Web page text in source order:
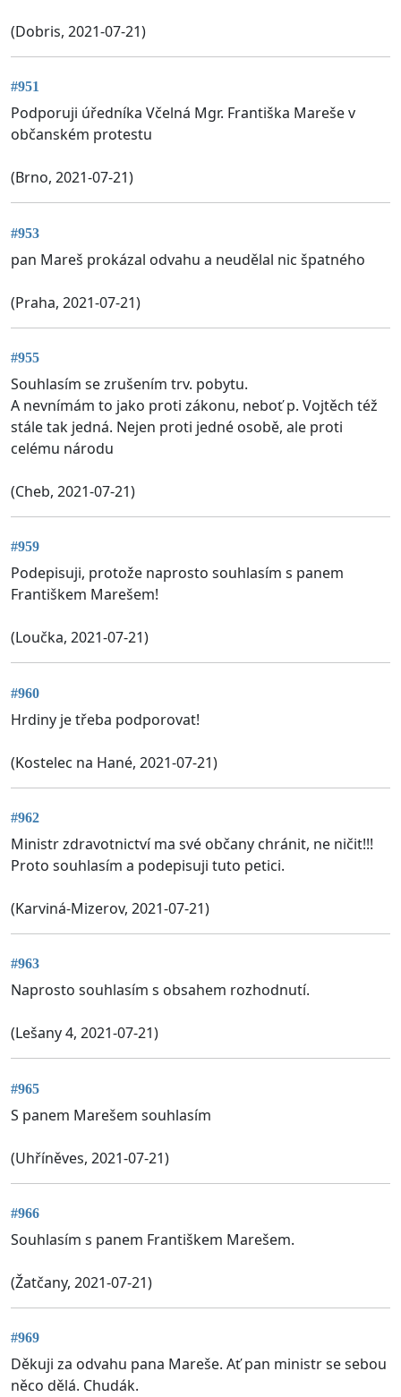
(Dobris, 2021-07-21)
#951
Podporuji úředníka Včelná Mgr. Františka Mareše v
občanském protestu
(Brno, 2021-07-21)
#953
pan Mareš prokázal odvahu a neudělal nic špatného
(Praha, 2021-07-21)
#955
Souhlasím se zrušením trv. pobytu.
A nevnímám to jako proti zákonu, neboť p. Vojtěch též
stále tak jedná. Nejen proti jedné osobě, ale proti
celému národu
(Cheb, 2021-07-21)
#959
Podepisuji, protože naprosto souhlasím s panem
Františkem Marešem!
(Loučka, 2021-07-21)
#960
Hrdiny je třeba podporovat!
(Kostelec na Hané, 2021-07-21)
#962
Ministr zdravotnictví ma své občany chránit, ne ničit!!!
Proto souhlasím a podepisuji tuto petici.
(Karviná-Mizerov, 2021-07-21)
#963
Naprosto souhlasím s obsahem rozhodnutí.
(Lešany 4, 2021-07-21)
#965
S panem Marešem souhlasím
(Uhříněves, 2021-07-21)
#966
Souhlasím s panem Františkem Marešem.
(Žatčany, 2021-07-21)
#969
Děkuji za odvahu pana Mareše. Ať pan ministr se sebou
něco dělá. Chudák.